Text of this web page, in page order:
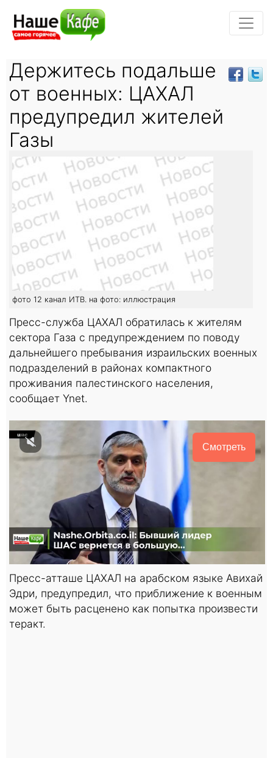
Держитесь подальше
от военных: ЦАХАЛ
предупредил жителей
Газы
фото 12 канал ИТВ. на фото: иллюстрация
Пресс-служба ЦАХАЛ обратилась к жителям
сектора Газа с предупреждением по поводу
дальнейшего пребывания израильских военных
подразделений в районах компактного
проживания палестинского населения,
сообщает Ynet.
Смотреть
Пресс-атташе ЦАХАЛ на арабском языке Авихай
Эдри, предупредил, что приближение к военным
может быть расценено как попытка произвести
теракт.